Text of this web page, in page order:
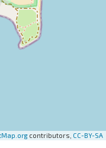
contributors, CC-BY-SA